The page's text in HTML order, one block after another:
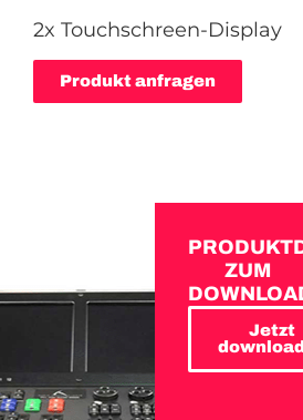
2x Touchschreen-Display
Produkt anfragen
ZUM
Jetzt